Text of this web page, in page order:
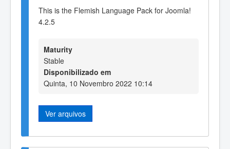
This is the Flemish Language Pack for Joomla!
4.2.5
Maturity
Stable
Disponibilizado em
Quinta, 10 Novembro 2022 10:14
Ver arquivos